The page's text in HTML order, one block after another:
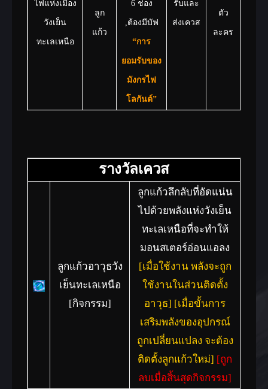
ไฟแห่งเมือง
วังเย็น
ทะเลเหนือ
ลูก
แก้ว
6 ช่อง
,ต้องมีบัฟ
“การ
ยอมรับของ
มังกรไฟ
โลกันต์”
รับและ
ส่งเควส
ตัว
ละคร
รางวัลเควส
ลูกแก้วอาวุธวัง
เย็นทะเลเหนือ
[กิจกรรม]
ลูกแก้วลึกลับที่อัดแน่น
ไปด้วยพลังแห่งวังเย็น
ทะเลเหนือที่จะทำให้
มอนสเตอร์อ่อนแอลง
[เมื่อใช้งาน พลังจะถูก
ใช้งานในส่วนติดตั้ง
อาวุธ] [เมื่อขั้นการ
เสริมพลังของอุปกรณ์
ถูกเปลี่ยนแปลง จะต้อง
ติดตั้งลูกแก้วใหม่] [ถูก
ลบเมื่อสิ้นสุดกิจกรรม]